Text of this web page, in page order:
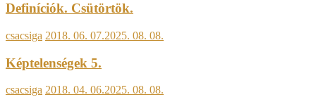
Definíciók. Csütörtök.
csacsiga 2018. 06. 07.2025. 08. 08.
Képtelenségek 5.
csacsiga 2018. 04. 06.2025. 08. 08.